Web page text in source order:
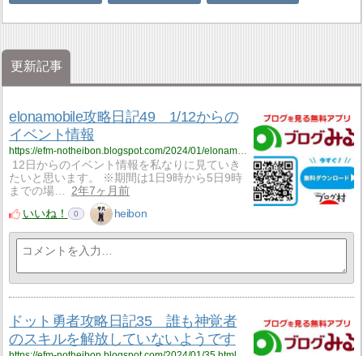
更新記事
elonamobile攻略日記49 1/12からの
イベント情報
https://efm-notheibon.blogspot.com/2024/01/elonamobile49112.html
12日からのイベント情報を私なりに見ていき
たいと思います。 ※期間は1日9時から5日9時
までの場…
2年7ヶ月前
いいね！
0 heibon
ドット勇者攻略日記35 誰も神覚者
のスキルを解放していないようです